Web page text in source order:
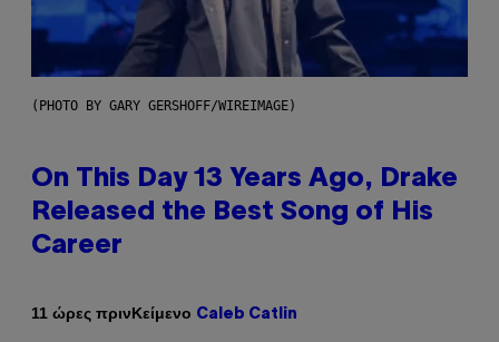
(PHOTO BY GARY GERSHOFF/WIREIMAGE)
On This Day 13 Years Ago, Drake
Released the Best Song of His
Career
11 ώρες πρινΚείμενο Caleb Catlin